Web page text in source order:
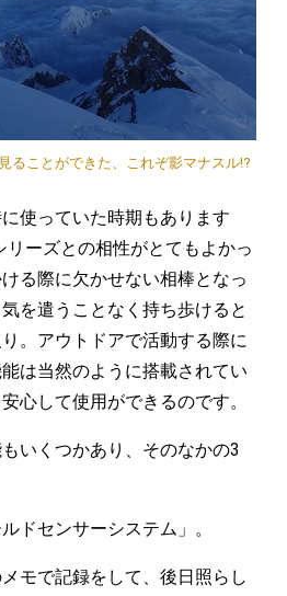
ることができた、これぞ影マナスル!?
使っていた時期もあります
リーズとの相性がとてもよかっ
る際に欠かせない相棒となっ
を遣うことなく持ち歩けると
。アウトドアで活動する際に
は当然のように搭載されてい
心して使用ができるのです。
いくつかあり、そのなかの3
ドセンサーシステム」。
モで記録をして、後日照らし